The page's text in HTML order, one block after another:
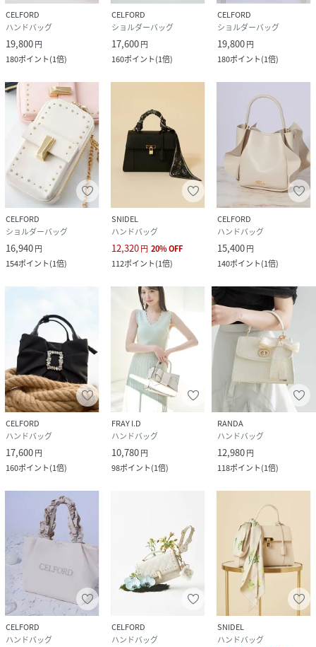
CELFORD
ハンドバッグ
19,800円
180ポイント(1倍)
CELFORD
ショルダーバッグ
17,600円
160ポイント(1倍)
CELFORD
ショルダーバッグ
19,800円
180ポイント(1倍)
CELFORD
ショルダーバッグ
16,940円
154ポイント(1倍)
SNIDEL
ハンドバッグ
12,320円 20%OFF
112ポイント(1倍)
CELFORD
ハンドバッグ
15,400円
140ポイント(1倍)
CELFORD
ハンドバッグ
17,600円
160ポイント(1倍)
FRAY I.D
ハンドバッグ
10,780円
98ポイント(1倍)
RANDA
ハンドバッグ
12,980円
118ポイント(1倍)
CELFORD
ハンドバッグ
CELFORD
ハンドバッグ
SNIDEL
ハンドバッグ